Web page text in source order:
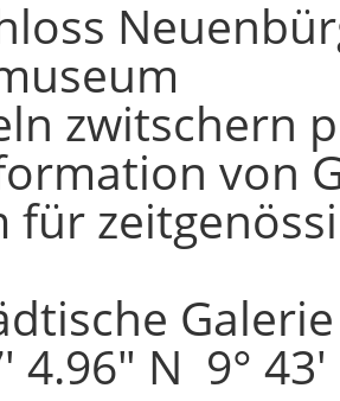
zwitschern
von
für
4.96" N 9°